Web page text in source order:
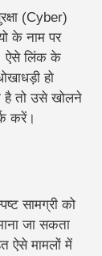
(Cyber)
के नाम पर
ऐसे लिंक के
हो
है तो उसे खोलने
करें।
सामग्री को
जा सकता
ऐसे मामलों में